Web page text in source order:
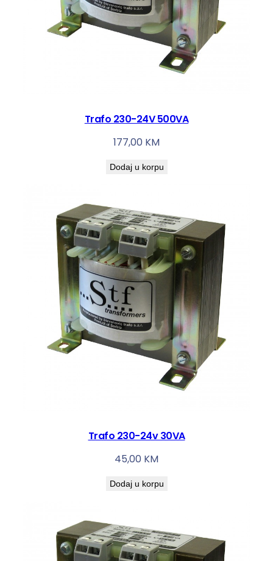
Trafo 230-24V 500VA
177,00 KM
Dodaj u korpu
Trafo 230-24v 30VA
45,00 KM
Dodaj u korpu